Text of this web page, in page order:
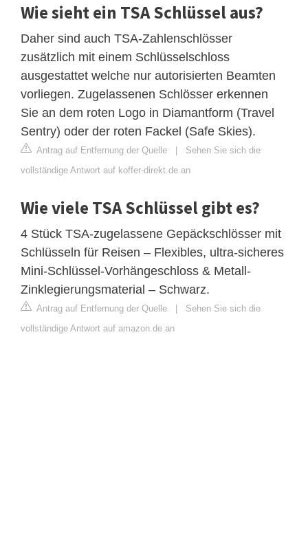
Wie sieht ein TSA Schlüssel aus?
Daher sind auch TSA-Zahlenschlösser
zusätzlich mit einem Schlüsselschloss
ausgestattet welche nur autorisierten Beamten
vorliegen. Zugelassenen Schlösser erkennen
Sie an dem roten Logo in Diamantform (Travel
Sentry) oder der roten Fackel (Safe Skies).
Antrag auf Entfernung der Quelle | Sehen Sie sich die
vollständige Antwort auf koffer-direkt.de an
Wie viele TSA Schlüssel gibt es?
4 Stück TSA-zugelassene Gepäckschlösser mit
Schlüsseln für Reisen – Flexibles, ultra-sicheres
Mini-Schlüssel-Vorhängeschloss & Metall-
Zinklegierungsmaterial – Schwarz.
Antrag auf Entfernung der Quelle | Sehen Sie sich die
vollständige Antwort auf amazon.de an